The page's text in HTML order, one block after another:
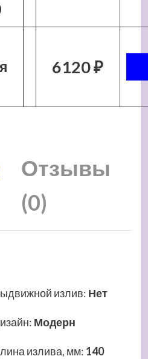
6120 ₽
Отзывы
(0)
излив: Нет
: Модерн
излива, мм: 140